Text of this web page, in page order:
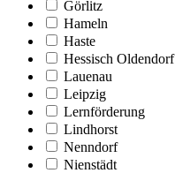
Görlitz
Hameln
Haste
Hessisch Oldendorf
Lauenau
Leipzig
Lernförderung
Lindhorst
Nenndorf
Nienstädt